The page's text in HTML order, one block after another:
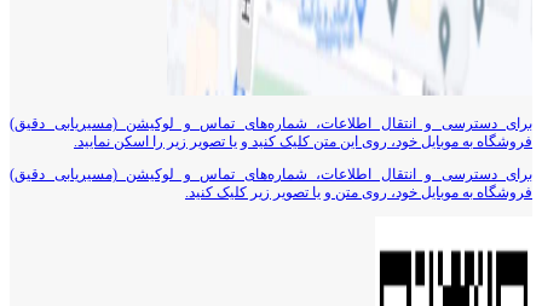
برای دسترسی و انتقال اطلاعات، شماره‌های تماس و لوکیشن (مسیریابی دقیق)
فروشگاه به موبایل خود، روی این متن کلیک کنید و یا تصویر زیر را اسکن نمایید.
برای دسترسی و انتقال اطلاعات، شماره‌های تماس و لوکیشن (مسیریابی دقیق)
فروشگاه به موبایل خود، روی متن و یا تصویر زیر کلیک کنید.